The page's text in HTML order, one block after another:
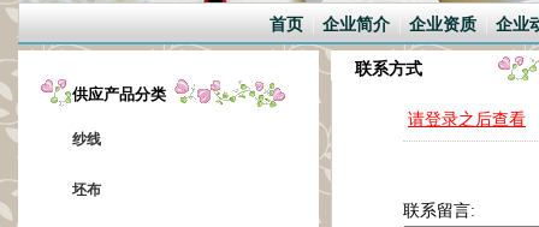
首页 企业简介 企业资质 企业
供应产品分类
纱线
坯布
联系方式
请登录之后查看
联系留言: